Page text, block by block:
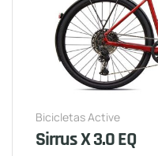
Bicicletas Active
Sirrus X 3.0 EQ